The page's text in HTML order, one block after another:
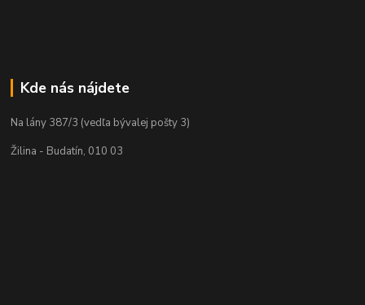
Kde nás nájdete
Na lány 387/3 (vedľa bývalej pošty 3)
Žilina - Budatín, 010 03